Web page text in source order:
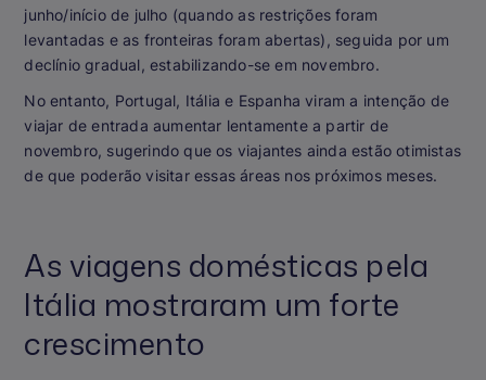
junho/início de julho (quando as restrições foram
levantadas e as fronteiras foram abertas), seguida por um
declínio gradual, estabilizando-se em novembro.
No entanto, Portugal, Itália e Espanha viram a intenção de
viajar de entrada aumentar lentamente a partir de
novembro, sugerindo que os viajantes ainda estão otimistas
de que poderão visitar essas áreas nos próximos meses.
As viagens domésticas pela
Itália mostraram um forte
crescimento